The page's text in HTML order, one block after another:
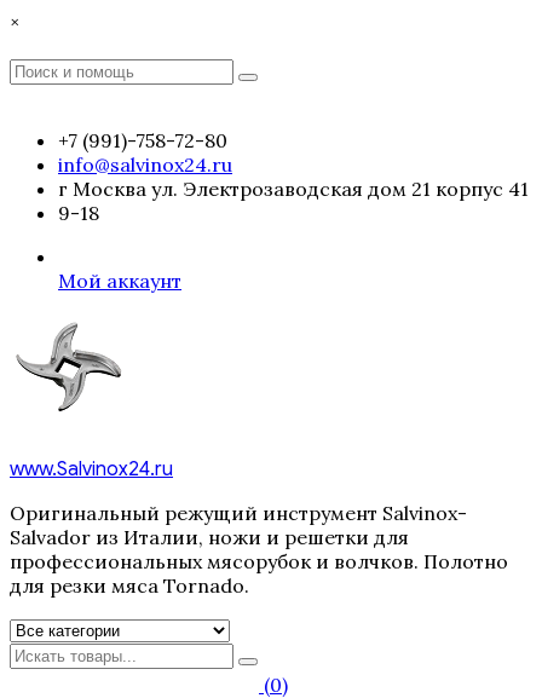
Перейти
содержимому
×
Поиск
Поиск
+7 (991)-758-72-80
info@salvinox24.ru
г Москва ул. Электрозаводская дом 21 корпус 41
9-18
Мой аккаунт
www.Salvinox24.ru
Оригинальный режущий инструмент Salvinox-
Salvador из Италии, ножи и решетки для
профессиональных мясорубок и волчков. Полотно
для резки мяса Tornado.
Искать
(0)